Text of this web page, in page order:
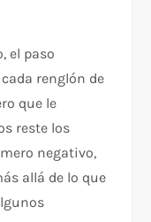
el paso
renglón de
que le
reste los
negativo,
allá de lo que